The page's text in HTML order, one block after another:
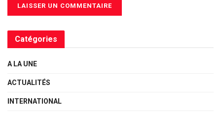
Catégories
A LA UNE
ACTUALITÉS
INTERNATIONAL